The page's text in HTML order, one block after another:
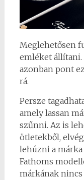
Meglehetősen
emléket állítani.
azonban pont
rá.
Persze
amely lassan
szűnni. Az is
ötletekből,
lehúzni a
Fathoms
márkának